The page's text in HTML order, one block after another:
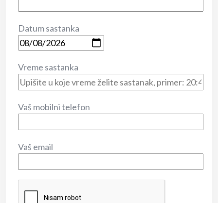
Datum sastanka
Vreme sastanka
Vaš mobilni telefon
Vaš email